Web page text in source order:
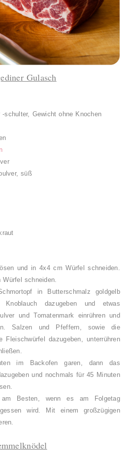
Gulasch
schulter, Gewicht ohne Knochen
süß
und in 4x4 cm Würfel schneiden.
schneiden.
in Butterschmalz goldgelb
dazugeben und etwas
und Tomatenmark einrühren und
Salzen und Pfeffern, sowie die
Fleischwürfel dazugeben, unterrühren
im Backofen garen, dann das
und nochmals für 45 Minuten
Besten, wenn es am Folgetag
wird. Mit einem großzügigen